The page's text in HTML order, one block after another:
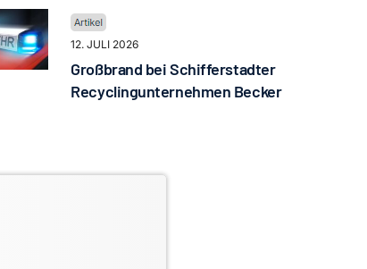
12. JULI 2026
Großbrand bei Schifferstadter
Recyclingunternehmen Becker